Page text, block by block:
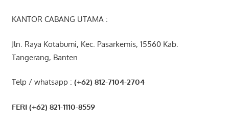
KANTOR CABANG UTAMA :
Jln. Raya Kotabumi, Kec. Pasarkemis, 15560 Kab.
Tangerang, Banten
Telp / whatsapp : (+62) 812-7104-2704
FERI (+62) 821-1110-8559